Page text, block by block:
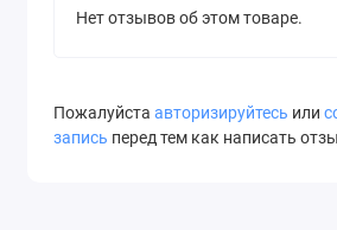
Нет отзывов об этом товаре.
Пожалуйста авторизируйтесь или
запись перед тем как написать